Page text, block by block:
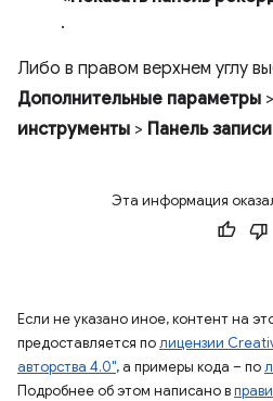
.
Либо в правом верхнем углу
Дополнительные параметры >
инструменты > Панель записи
Эта информация
Если не указано иное, контент на
предоставляется полицензии
авторства 4.0", а примеры кода – по
Подробнее об этом написано в